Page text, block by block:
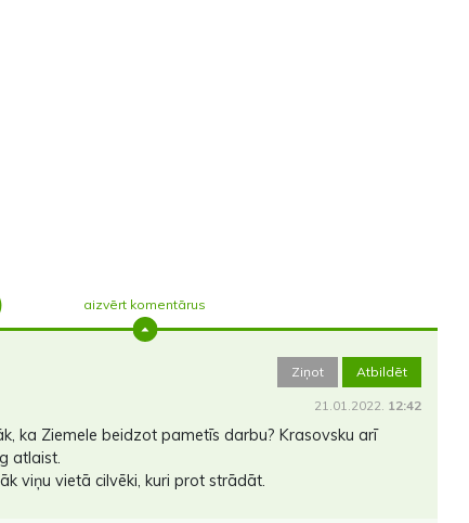
aizvērt komentārus
Ziņot Atbildēt
21.01.2022. 12:42
ka Ziemele beidzot pametīs darbu? Krasovsku arī
atlaist.
viņu vietā cilvēki, kuri prot strādāt.